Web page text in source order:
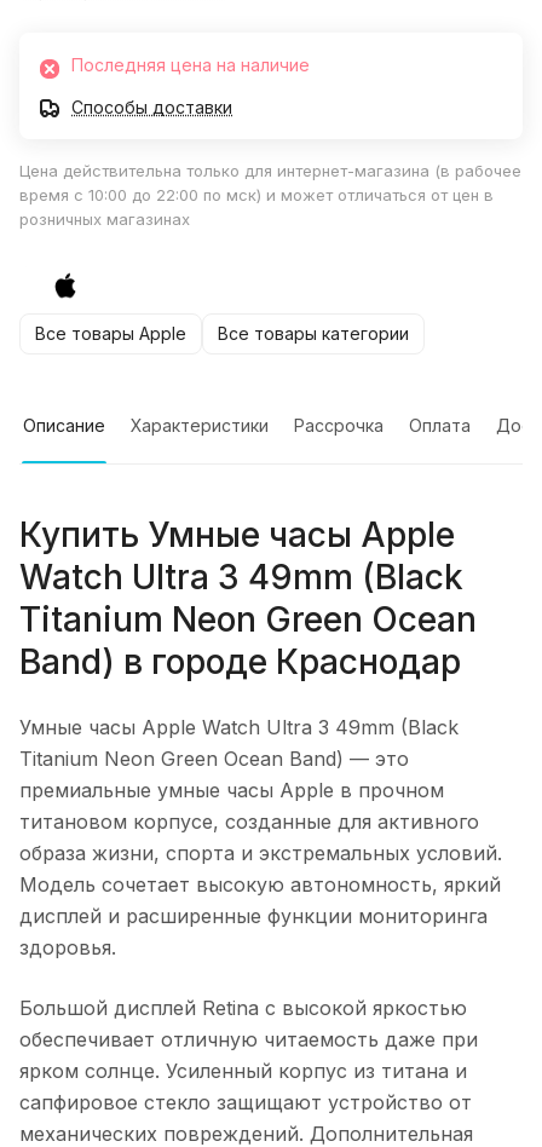
Последняя цена на наличие
Способы доставки
Цена действительна только для интернет-магазина (в рабочее
время с 10:00 до 22:00 по мск) и может отличаться от цен в
розничных магазинах
Все товары Apple Все товары категории
Описание Характеристики Рассрочка Оплата
Купить Умные часы Apple
Watch Ultra 3 49mm (Black
Titanium Neon Green Ocean
Band) в городе Краснодар
Умные часы Apple Watch Ultra 3 49mm (Black
Titanium Neon Green Ocean Band) — это
премиальные умные часы Apple в прочном
титановом корпусе, созданные для активного
образа жизни, спорта и экстремальных условий.
Модель сочетает высокую автономность, яркий
дисплей и расширенные функции мониторинга
здоровья.
Большой дисплей Retina с высокой яркостью
обеспечивает отличную читаемость даже при
ярком солнце. Усиленный корпус из титана и
сапфировое стекло защищают устройство от
механических повреждений. Дополнительная